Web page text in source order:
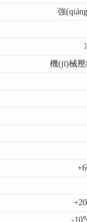
強
機(jī)械壓
+20
-10